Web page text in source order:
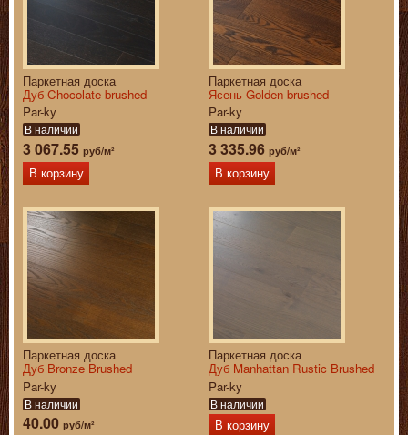
Паркетная доска
Дуб Chocolate brushed
Par-ky
В наличии
3 067.55 руб/м²
В корзину
Паркетная доска
Ясень Golden brushed
Par-ky
В наличии
3 335.96 руб/м²
В корзину
Паркетная доска
Дуб Bronze Brushed
Par-ky
В наличии
40.00 руб/м²
Паркетная доска
Дуб Manhattan Rustic Brushed
Par-ky
В наличии
В корзину